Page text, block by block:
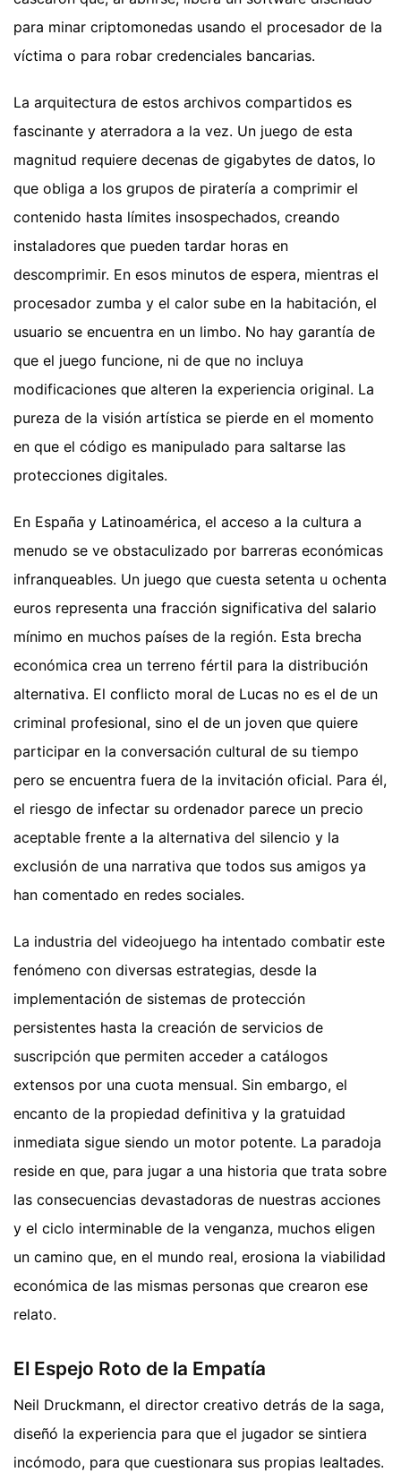
para minar criptomonedas usando el procesador de la
víctima o para robar credenciales bancarias.
La arquitectura de estos archivos compartidos es
fascinante y aterradora a la vez. Un juego de esta
magnitud requiere decenas de gigabytes de datos, lo
que obliga a los grupos de piratería a comprimir el
contenido hasta límites insospechados, creando
instaladores que pueden tardar horas en
descomprimir. En esos minutos de espera, mientras el
procesador zumba y el calor sube en la habitación, el
usuario se encuentra en un limbo. No hay garantía de
que el juego funcione, ni de que no incluya
modificaciones que alteren la experiencia original. La
pureza de la visión artística se pierde en el momento
en que el código es manipulado para saltarse las
protecciones digitales.
En España y Latinoamérica, el acceso a la cultura a
menudo se ve obstaculizado por barreras económicas
infranqueables. Un juego que cuesta setenta u ochenta
euros representa una fracción significativa del salario
mínimo en muchos países de la región. Esta brecha
económica crea un terreno fértil para la distribución
alternativa. El conflicto moral de Lucas no es el de un
criminal profesional, sino el de un joven que quiere
participar en la conversación cultural de su tiempo
pero se encuentra fuera de la invitación oficial. Para él,
el riesgo de infectar su ordenador parece un precio
aceptable frente a la alternativa del silencio y la
exclusión de una narrativa que todos sus amigos ya
han comentado en redes sociales.
La industria del videojuego ha intentado combatir este
fenómeno con diversas estrategias, desde la
implementación de sistemas de protección
persistentes hasta la creación de servicios de
suscripción que permiten acceder a catálogos
extensos por una cuota mensual. Sin embargo, el
encanto de la propiedad definitiva y la gratuidad
inmediata sigue siendo un motor potente. La paradoja
reside en que, para jugar a una historia que trata sobre
las consecuencias devastadoras de nuestras acciones
y el ciclo interminable de la venganza, muchos eligen
un camino que, en el mundo real, erosiona la viabilidad
económica de las mismas personas que crearon ese
relato.
El Espejo Roto de la Empatía
Neil Druckmann, el director creativo detrás de la saga,
diseñó la experiencia para que el jugador se sintiera
incómodo, para que cuestionara sus propias lealtades.